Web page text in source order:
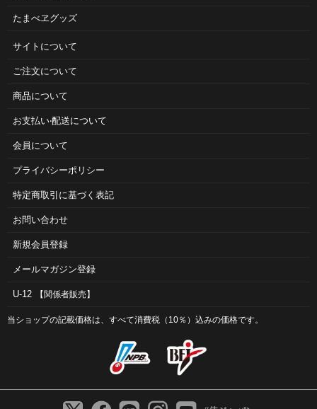
たまべヱグッズ
サイトについて
ご注⽂について
商品について
お⽀払い‧配送について
会員について
プライバシーポリシー
特定商取引に基づく表記
お問い合わせ
新規会員登録
メールマガジン登録
U-12 【関係者販売】
当ショップの記載価格は、すべて消費税（10％）込みの価格です。